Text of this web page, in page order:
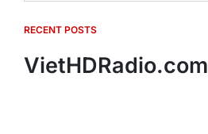
RECENT POSTS
VietHDRadio.com